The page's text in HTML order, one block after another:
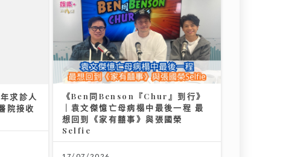
《Ben同Benson『Chur』到行》
｜袁文傑憶亡母病榻中最後一程 最
想回到《家有囍事》與張國榮
Selfie
17/07/2026